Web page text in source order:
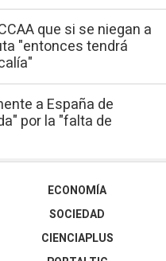
que si se niegan a
"entonces tendrá
a España de
por la "falta de
ECONOMÍA
SOCIEDAD
CIENCIAPLUS